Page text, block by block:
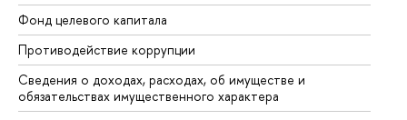
Фонд целевого капитала
Противодействие коррупции
Сведения о доходах, расходах, об имуществе и
обязательствах имущественного характера